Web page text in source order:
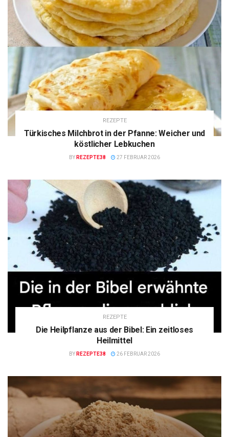
REZEPTE
Türkisches Milchbrot in der Pfanne: Weicher und
köstlicher Lebkuchen
BY REZEPTE38 27 FEBRUAR 2026
REZEPTE
Die Heilpflanze aus der Bibel: Ein zeitloses
Heilmittel
BY REZEPTE38 26 FEBRUAR 2026